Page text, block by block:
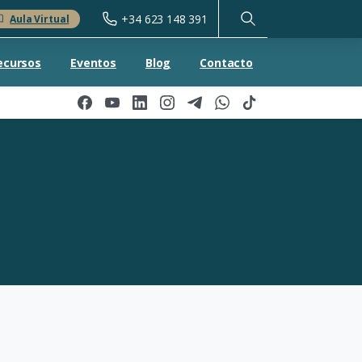
Aula Virtual +34 623 148 391
Eventos Blog Contacto